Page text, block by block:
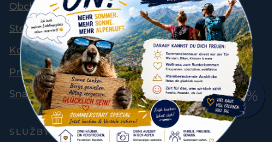
Obchodní podmínky
Storno podmínky
Kontakt a umístění
Prohlášení o přístupnosti
Snadný jazyk
SLUŽBY A REGION